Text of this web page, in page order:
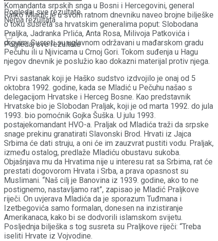
Pogledaj sve rezultate
Nema rezultata
Pogledaj sve rezultate
Komandanta srpskih snga u Bosni i Hercegovini, general
Ratko Mladić je u svom ratnom dnevniku naveo brojne bilješke
o toku susreta sa hrvatskim generalima poput: Slobodana
Praljka, Jadranka Prlića, Anta Rosa, Milivoja Patkovića i
drguim. Susreti su uglavnom održavani u mađarskom gradu
Pečuhu ili u Njivicama u Crnoj Gori. Tokom suđenja u Hagu
njegov dnevnik je poslužio kao dokazni materijal protiv njega.
Prvi sastanak koji je Haško sudstvo izdvojilo je onaj od 5
oktobra 1992. godine, kada se Mladić u Pečuhu našao s
delegacijom Hrvatske i Herceg Bosne. Kao predstavnik
Hrvatske bio je Slobodan Praljak, koji je od marta 1992. do jula
1993. bio pomoćnik Gojka Šuška. U julu 1993.
postajekomandant HVO-a. Praljak od Mladića traži da srpske
snage prekinu granatirati Slavonski Brod. Hrvati iz Jajca
Srbima će dati struju, a oni će im zauzvrat pustiti vodu. Praljak,
između ostalog, predlaže Mladiću obustavu sukoba.
Objašnjava mu da Hrvatima nije u interesu rat sa Srbima, rat će
prestati dogovorom Hrvata i Srba, a prava opasnost su
Muslimani. “Naš cilj je Banovina iz 1939. godine, ako to ne
postignemo, nastavljamo rat”, zapisao je Mladić Praljkove
riječi. On uvjerava Mladića da je sporazum Tuđmana i
Izetbegovića samo formalan, donesen na inzistiranje
Amerikanaca, kako bi se dodvorili islamskom svijetu.
Posljednja bilješka s tog susreta su Praljkove riječi: “Treba
iseliti Hrvate iz Vojvodine.